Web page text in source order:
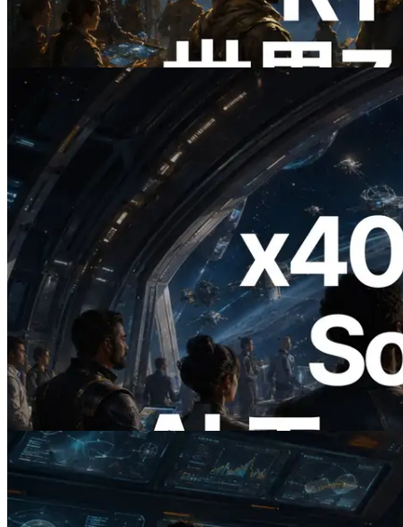
Validators Information APIも公開
この記事を読む
2026.07.04
ERPC、x402 決済対応の Solana RPC を
公開 — AI エージェントが必要な API
にその場で支払う時代の幕開け
この記事を読む